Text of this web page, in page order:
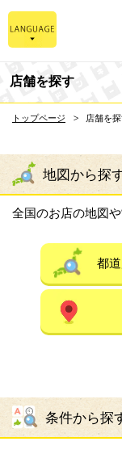
店舗を探す
トップページ 店舗を
地図から探
全国のお店の地図
条件から探